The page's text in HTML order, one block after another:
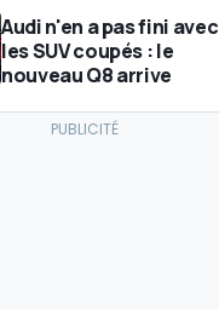
Audi n'en a pas fini avec
les SUV coupés : le
nouveau Q8 arrive